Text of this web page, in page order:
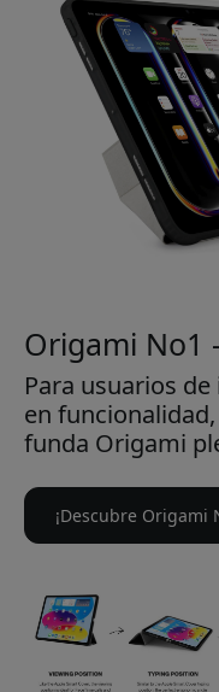
Origami No1
Para usuarios
en
funda Origami
¡Descubre Origami